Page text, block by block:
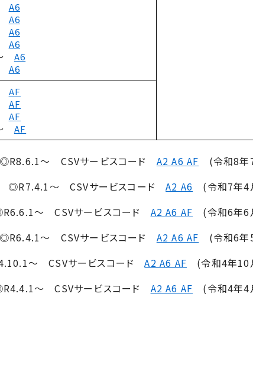
A6
A6
A6
A6
A6
A6
AF
AF
AF
AF
◎R8.6.1～ CSVサービスコード A2 A6 AF (令和8年
◎R7.4.1～ CSVサービスコードA2 A6 (令和7年4
～ CSVサービスコード A2 A6 AF (令和6年6
◎R6.4.1～ CSVサービスコード A2 A6 AF (令和6年
～ CSVサービスコードA2 A6 AF (令和4年10
～ CSVサービスコード A2 A6 AF (令和4年4